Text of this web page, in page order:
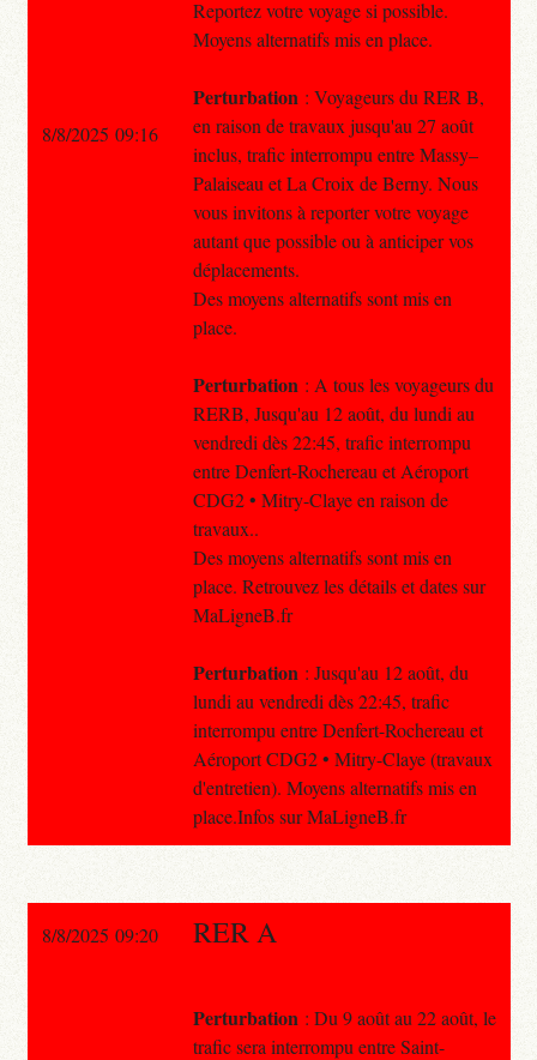
Reportez votre voyage si possible.
Moyens alternatifs mis en place.
Perturbation : Voyageurs du RER B,
en raison de travaux jusqu'au 27 août
inclus, trafic interrompu entre Massy–
Palaiseau et La Croix de Berny. Nous
vous invitons à reporter votre voyage
autant que possible ou à anticiper vos
déplacements.
Des moyens alternatifs sont mis en
place.
Perturbation : A tous les voyageurs du
RERB, Jusqu'au 12 août, du lundi au
vendredi dès 22:45, trafic interrompu
entre Denfert-Rochereau et Aéroport
CDG2 • Mitry-Claye en raison de
travaux..
Des moyens alternatifs sont mis en
place. Retrouvez les détails et dates sur
MaLigneB.fr
Perturbation : Jusqu'au 12 août, du
lundi au vendredi dès 22:45, trafic
interrompu entre Denfert-Rochereau et
Aéroport CDG2 • Mitry-Claye (travaux
d'entretien). Moyens alternatifs mis en
place.Infos sur MaLigneB.fr
8/8/2025 09:16
8/8/2025 09:20 RER A
Perturbation : Du 9 août au 22 août, le
trafic sera interrompu entre Saint-